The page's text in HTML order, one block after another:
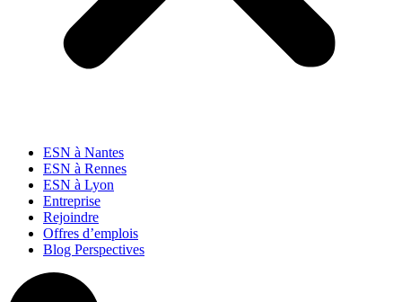
ESN à Nantes
ESN à Rennes
ESN à Lyon
Entreprise
Rejoindre
Offres d’emplois
Blog Perspectives